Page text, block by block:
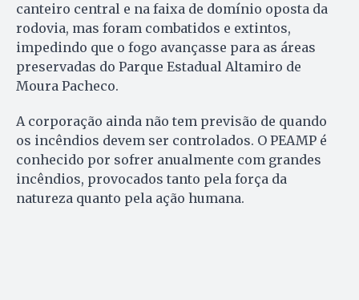
canteiro central e na faixa de domínio oposta da
rodovia, mas foram combatidos e extintos,
impedindo que o fogo avançasse para as áreas
preservadas do Parque Estadual Altamiro de
Moura Pacheco.
A corporação ainda não tem previsão de quando
os incêndios devem ser controlados. O PEAMP é
conhecido por sofrer anualmente com grandes
incêndios, provocados tanto pela força da
natureza quanto pela ação humana.